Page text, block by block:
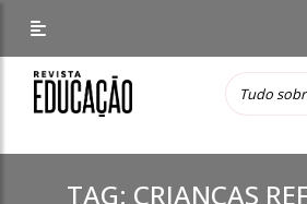
TAG: CRIANÇAS